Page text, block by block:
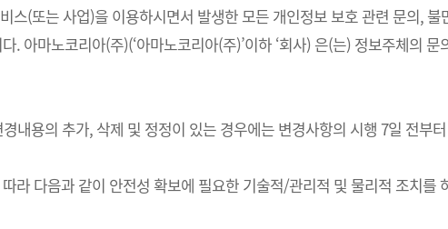
스(또는 사업)을 이용하시면서 발생한 모든 개인정보 보호 관련 문의, 불
아마노코리아(주)(‘아마노코리아(주)’이하 ‘회사) 은(는) 정보주체의 문
용의 추가, 삭제 및 정정이 있는 경우에는 변경사항의 시행 7일 전부
라 다음과 같이 안전성 확보에 필요한 기술적/관리적 및 물리적 조치를